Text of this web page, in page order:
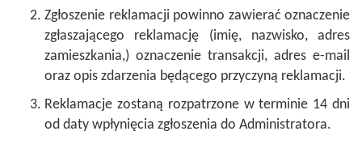
Zgłoszenie reklamacji powinno zawierać oznaczenie
zgłaszającego reklamację (imię, nazwisko, adres
zamieszkania,) oznaczenie transakcji, adres e-mail
oraz opis zdarzenia będącego przyczyną reklamacji.
Reklamacje zostaną rozpatrzone w terminie 14 dni
od daty wpłynięcia zgłoszenia do Administratora.